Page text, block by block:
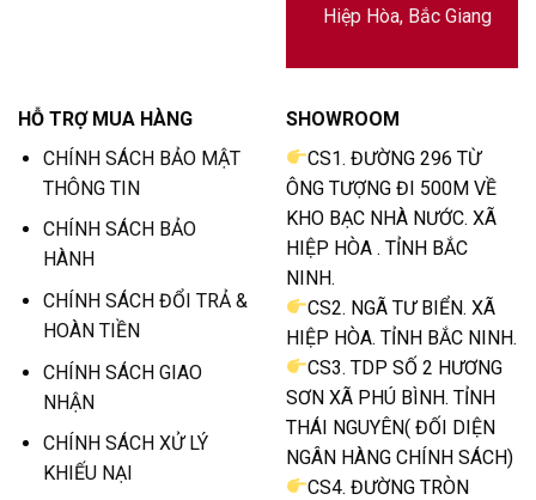
Hiệp Hòa, Bắc Giang
HỖ TRỢ MUA HÀNG
CHÍNH SÁCH BẢO MẬT
THÔNG TIN
CHÍNH SÁCH BẢO
HÀNH
CHÍNH SÁCH ĐỔI TRẢ &
HOÀN TIỀN
CHÍNH SÁCH GIAO
NHẬN
CHÍNH SÁCH XỬ LÝ
KHIẾU NẠI
SHOWROOM
CS1. ĐƯỜNG 296 TỪ
ÔNG TƯỢNG ĐI 500M VỀ
KHO BẠC NHÀ NƯỚC. XÃ
HIỆP HÒA . TỈNH BẮC
NINH.
CS2. NGÃ TƯ BIỂN. XÃ
HIỆP HÒA. TỈNH BẮC NINH.
CS3. TDP SỐ 2 HƯƠNG
SƠN XÃ PHÚ BÌNH. TỈNH
THÁI NGUYÊN( ĐỐI DIỆN
NGÂN HÀNG CHÍNH SÁCH)
CS4. ĐƯỜNG TRÒN